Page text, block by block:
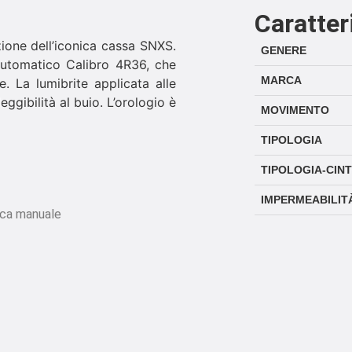
dell’iconica cassa SNXS.
Calibro 4R36, che
La lumibrite applicata alle
al buio. L’orologio è
manuale
GENERE
MARCA
MOVIMENTO
TIPOLOGIA
TIPOLOGIA-